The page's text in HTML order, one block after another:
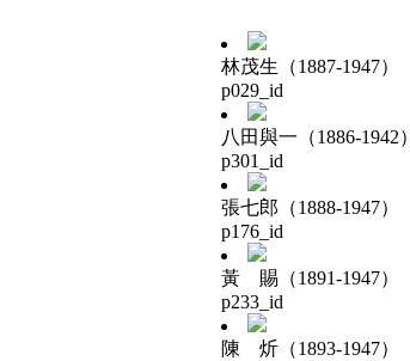
林茂生（1887-1947）
p029_id
八田與一（1886-1942）
p301_id
張七郎（1888-1947）
p176_id
黃 賜（1891-1947）
p233_id
陳 炘（1893-1947）